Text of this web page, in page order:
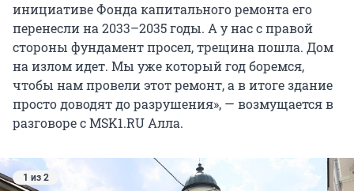
инициативе Фонда капитального ремонта его
перенесли на 2033–2035 годы. А у нас с правой
стороны фундамент просел, трещина пошла. Дом
на излом идет. Мы уже который год боремся,
чтобы нам провели этот ремонт, а в итоге здание
просто доводят до разрушения», — возмущается в
разговоре с MSK1.RU Алла.
1 из 2